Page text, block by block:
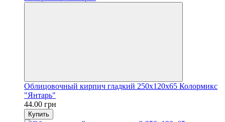
Облицовочный кирпич гладкий 250х120х65 Колормикс
"Янтарь"
44.00 грн
Купить